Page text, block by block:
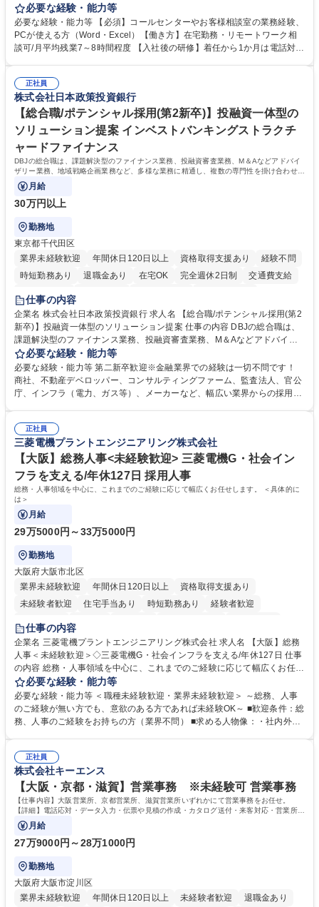
お客様のお声をより良い商品づくりに活かしていく上で、窓口となるお客
様相談室でのお仕事です。 日々お客様からいただくキリングループへのご
意見を、企業活動に活かしています。お客様からの声に迅速かつ誠意をも
って対応、情報提供するとともにグループ内活動に反映しています。 【具
平均100件前後■メール・手紙：同上40件前後 募集職種 中野本社【お客様
相談室】お客様のお声をもとにより良い商品づくりへ貢献
必要な経験・能力等
必要な経験・能力等 【必須】コールセンターやお客様相談室の業務経験、
PCが使える方（Word・Excel）【働き方】在宅勤務・リモートワーク相
談可/月平均残業7～8時間程度 【入社後の研修】着任から1か月は電話対応
すのでご安心ください。 【当社について】キリングループの広報機能を担
う会社として、お客様との出会いを大切にし、磨き上げたホスピタリティ
を込めてコミュニケーションをとりながら広報関連業務を行っておりま
す。 学歴・資格 学歴：大学院 大学 高専 短大 専修学校 高校 語学力： 資
格：
正社員
株式会社日本政策投資銀行
【総合職/ポテンシャル採用(第2新卒)】投融資一体型の
ソリューション提案 インベストバンキングストラクチ
ャードファイナンス
DBJの総合職は、課題解決型のファイナンス業務、投融資審査業務、M＆Aなどアドバイ
ザリー業務、地域戦略企画業務など、多様な業務に精通し、複数の専門性を掛け合わせて
広く社会に貢献していく職種です。
月給
30万円以上
勤務地
東京都千代田区
業界未経験歓迎
年間休日120日以上 資格取得支援あり
経験不問
時短勤務あり
退職金あり 在宅OK 完全週休2日制
交通費支給
駅近5分以内
食事補助あり
託児所あり
仕事の内容
企業名 株式会社日本政策投資銀行 求人名 【総合職/ポテンシャル採用(第2
新卒)】投融資一体型のソリューション提案 仕事の内容 DBJの総合職は、
課題解決型のファイナンス業務、投融資審査業務、M＆Aなどアドバイザ
リー業務、地域戦略企画業務など、多様な業務に精通し、複数の専門性を
掛け合わせて広く社会に貢献していく職種です。 入社後は、横断的なロー
テーションを経て適性や専門性に応じたキャリアを形成していただきま
す。総合職として入社いただき、下記いずれかの部門でご活躍いただきま
ート・ナレッジ業務 ※それぞれの業務内容に関しては、別途その他労働条
件備考欄に記載 募集職種 【総合職/ポテンシャル採用(第2新卒)】投融資一
体型のソリューション提案
必要な経験・能力等
必要な経験・能力等 第二新卒歓迎※金融業界での経験は一切不問です！
商社、不動産デベロッパー、コンサルティングファーム、監査法人、官公
庁、インフラ（電力、ガス等）、メーカーなど、幅広い業界からの採用実
く高い志を併せもった人材を求めています。ポテンシャル採用（第2新
卒）では、金融業界での経験や知識を問いません。新たな時代を見据え
て、複雑化する社会課題の解決に向けて先鞭をつける役割を担いたい、と
いう気概をお持ちの方を心待ちにしています。 学歴・資格 学歴：大学院
大学 語学力： 資格：
正社員
三菱電機プラントエンジニアリング株式会社
【大阪】総務人事<未経験歓迎> 三菱電機G・社会イン
フラを支える/年休127日 採用人事
総務・人事領域を中心に、これまでのご経験に応じて幅広くお任せします。 ＜具体的に
は＞
月給
29万5000円～33万5000円
勤務地
大阪府大阪市北区
業界未経験歓迎
年間休日120日以上
資格取得支援あり
未経験者歓迎
住宅手当あり 時短勤務あり
経験者歓迎
退職金あり
駅近5分以内
土日祝休み 服装自由 寮・社宅あり 食事補助あり
仕事の内容
企業名 三菱電機プラントエンジニアリング株式会社 求人名 【大阪】総務
人事＜未経験歓迎＞◇三菱電機G・社会インフラを支える/年休127日 仕事
の内容 総務・人事領域を中心に、これまでのご経験に応じて幅広くお任せ
します。 ＜具体的には＞ ・総務/人事労務（給与・社保・勤怠管理など）
・採用・教育研修 ・福利厚生運用 など ※基本的には事務所勤務ですが、
採用や教育等の業務内容により、関西圏以外への日帰り・宿泊を伴う国内
出張もございます。 ※担当業務を持ちつつ、お互いに助け合いながら、総
必要な経験・能力等
必要な経験・能力等 ＜職種未経験歓迎・業界未経験歓迎＞ ～総務、人事
のご経験が無い方でも、意欲のある方であれば未経験OK～ ■歓迎条件：総
務、人事のご経験をお持ちの方（業界不問） ■求める人物像：・社内外の
正社員
株式会社キーエンス
【大阪・京都・滋賀】営業事務 ※未経験可 営業事務
【仕事内容】大阪営業所、京都営業所、滋賀営業所いずれかにて営業事務をお任せ。
【詳細】電話応対・データ入力・伝票や見積の作成・カタログ送付・来客対応・営業所内
で発生する事務業務や業務改善をお任せ。
月給
27万9000円～28万1000円
勤務地
大阪府大阪市淀川区
業界未経験歓迎
年間休日120日以上 未経験者歓迎 退職金あり